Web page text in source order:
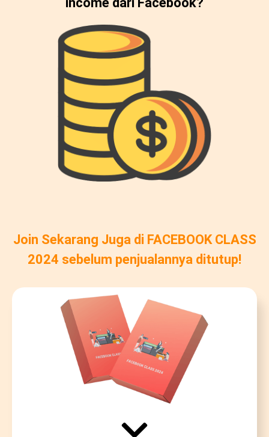
Join Sekarang Juga di FACEBOOK CLASS
2024 sebelum penjualannya ditutup!